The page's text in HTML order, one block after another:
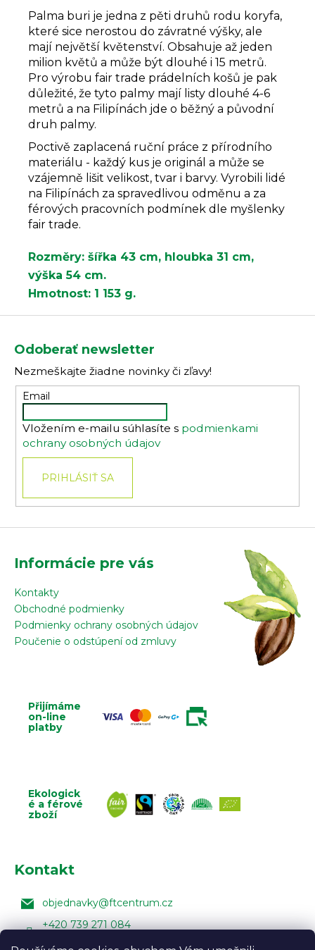
Palma buri je jedna z pěti druhů rodu koryfa,
které sice nerostou do závratné výšky, ale
mají největší květenství. Obsahuje až jeden
milion květů a může být dlouhé i 15 metrů.
Pro výrobu fair trade prádelních košů je pak
důležité, že tyto palmy mají listy dlouhé 4-6
metrů a na Filipínách jde o běžný a původní
druh palmy.
Poctivě zaplacená ruční práce z přírodního
materiálu - každý kus je originál a může se
vzájemně lišit velikost, tvar i barvy. Vyrobili lidé
na Filipínách za spravedlivou odměnu a za
férových pracovních podmínek dle myšlenky
fair trade.
Rozměry: šířka 43 cm, hloubka 31 cm,
výška 54 cm.
Hmotnost: 1 153 g.
Odoberať newsletter
Nezmeškajte žiadne novinky či zľavy!
Email
Vložením e-mailu súhlasíte s podmienkami
ochrany osobných údajov
PRIHLÁSIŤ SA
Informácie pre vás
Kontakty
Obchodné podmienky
Podmienky ochrany osobných údajov
Poučenie o odstúpení od zmluvy
Přijímáme
on-line
platby
Ekologick
é a férové
zboží
Kontakt
objednavky@ftcentrum.cz
+420 739 271 084
Facebook Fair Trade Centra